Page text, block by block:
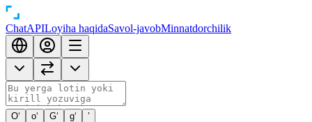
ChatAPILoyiha haqidaSavol-javobMinnatdorchilik
O‘ o‘ G‘ g‘ ’